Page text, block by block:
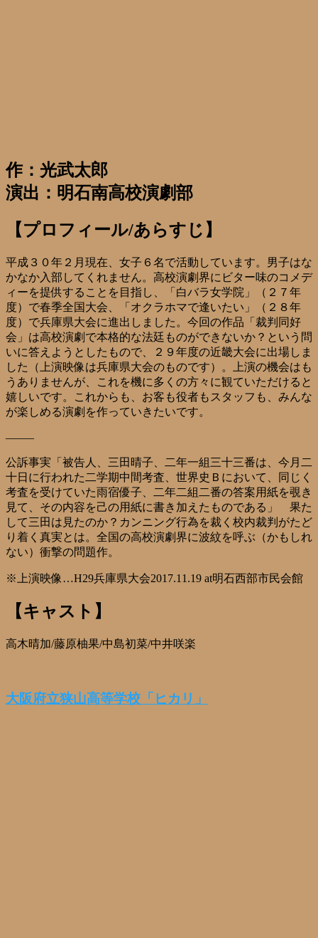
作：光武太郎
演出：明石南高校演劇部
【プロフィール/あらすじ】
平成３０年２月現在、女子６名で活動しています。男子はな
かなか入部してくれません。高校演劇界にビター味のコメデ
ィーを提供することを目指し、「白バラ女学院」（２７年
度）で春季全国大会、「オクラホマで逢いたい」（２８年
度）で兵庫県大会に進出しました。今回の作品「裁判同好
会」は高校演劇で本格的な法廷ものができないか？という問
いに答えようとしたもので、２９年度の近畿大会に出場しま
した（上演映像は兵庫県大会のものです）。上演の機会はも
うありませんが、これを機に多くの方々に観ていただけると
嬉しいです。これからも、お客も役者もスタッフも、みんな
が楽しめる演劇を作っていきたいです。
——–
公訴事実「被告人、三田晴子、二年一組三十三番は、今月二
十日に行われた二学期中間考査、世界史Ｂにおいて、同じく
考査を受けていた雨宿優子、二年二組二番の答案用紙を覗き
見て、その内容を己の用紙に書き加えたものである」 果た
して三田は見たのか？カンニング行為を裁く校内裁判がたど
り着く真実とは。全国の高校演劇界に波紋を呼ぶ（かもしれ
ない）衝撃の問題作。
※上演映像…H29兵庫県大会2017.11.19 at明石西部市民会館
【キャスト】
高木晴加/藤原柚果/中島初菜/中井咲楽
大阪府立狭山高等学校「ヒカリ」